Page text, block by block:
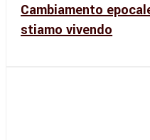
Cambiamento
stiamo vivendo